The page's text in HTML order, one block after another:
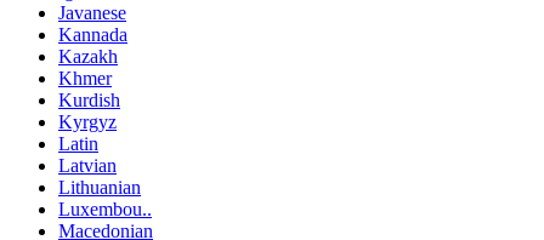
Javanese
Kannada
Kazakh
Khmer
Kurdish
Kyrgyz
Latin
Latvian
Lithuanian
Luxembou..
Macedonian